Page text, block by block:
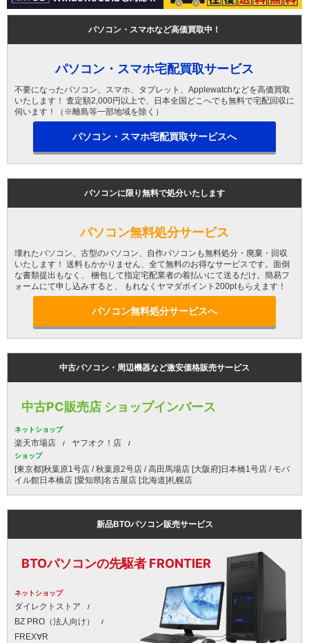
パソコン・スマホなど高価買取中！
パソコン・スマホ宅配買取サービス
不要になったパソコン、スマホ、タブレット、Applewatchなどを高価買取
いたします！ 査定額2,000円以上で、日本全国どこへでも無料で宅配回収に
伺います！（※離島等一部地域を除く）
パソコン・スマホ宅配買取サービスへ
パソコンに限り無料で処分いたします
パソコン無料処分サービス
壊れたパソコン、古型のパソコン、自作パソコンも無料処分・廃棄・回収
いたします！ 送料もかかりません、全て無料のお得なサービスです。面倒
な書類提出もなく、 梱包して指定宅配業者の着払いにて送るだけ。簡易フ
ォームにて申し込みすると、 もれなくヤマダポイント200ptもらえます！
パソコン無料処分サービスへ
中古パソコン・周辺機器など激安価格販売サービス
中古PC販売店 ショップインバース
ネットショップ
楽天市場店 ヤフオク！店
ショップ
[東京都]秋葉原1号店 / 秋葉原2号店 / 高田馬場店 [大阪府]日本橋1号店 / モバ
イル館日本橋店 [愛知県]名古屋店 [北海道]札幌店
新品BTOパソコン販売サービス
BTOパソコンの先駆者 FRONTIER
ネットショップ
ダイレクトストア
BZ PRO（法人向け）
FREX∀R